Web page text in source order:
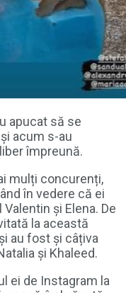
apucat să se
acum s-au
împreună.
mulți concurenți,
în vedere că ei
și Elena. De
la această
au fost și câțiva
și Khaleed.
ei de Instagram la